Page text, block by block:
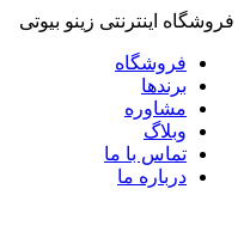
فروشگاه اینترنتی زینو بیوتی
فروشگاه
برندها
مشاوره
وبلاگ
تماس با ما
درباره ما